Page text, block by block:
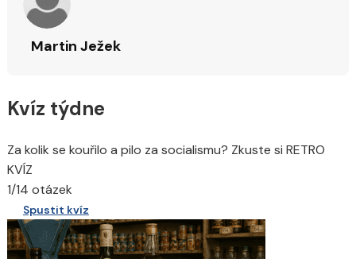
Martin Ježek
Kvíz týdne
Za kolik se kouřilo a pilo za socialismu? Zkuste si RETRO
KVÍZ
1/14 otázek
Spustit kvíz